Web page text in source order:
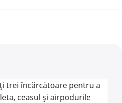
trei încărcătoare pentru a
ceasul și airpodurile